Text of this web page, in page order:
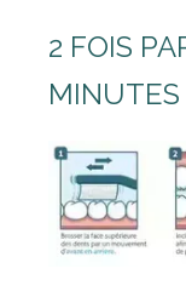
2 FOIS
MINUTES